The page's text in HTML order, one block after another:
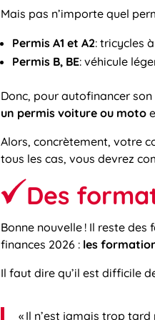
Mais pas n’importe quel
Permis A1 et A2: tricycles
Permis B, BE: véhicule
Donc, pour autofinancer
un permis voiture ou moto
Alors, concrètement, votre
tous les cas, vous devrez
Des
Bonne nouvelle ! Il reste
finances 2026 : les
Il faut dire qu’il est difficile
« Il n’est jamais trop